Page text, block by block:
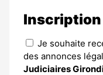
Je souhaite
des annonces
Judiciaires